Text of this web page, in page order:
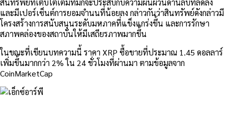
สินทรัพย์ที่เติบโตเต็มที่มักจะประสบกับความผันผวนด้านลบที่ลดลง
และมีเปอร์เซ็นต์การยอมจำนนที่น้อยลง กล่าวกันว่าสินทรัพย์ดังกล่าวมี
โครงสร้างการสนับสนุนระดับมหภาคที่แข็งแกร่งขึ้น และการรักษา
สภาพคล่องของสถาบันให้มีเสถียรภาพมากขึ้น
ในขณะที่เขียนบทความนี้ ราคา XRP ซื้อขายที่ประมาณ 1.45 ดอลลาร์
เพิ่มขึ้นมากกว่า 2% ใน 24 ชั่วโมงที่ผ่านมา ตามข้อมูลจาก
CoinMarketCap